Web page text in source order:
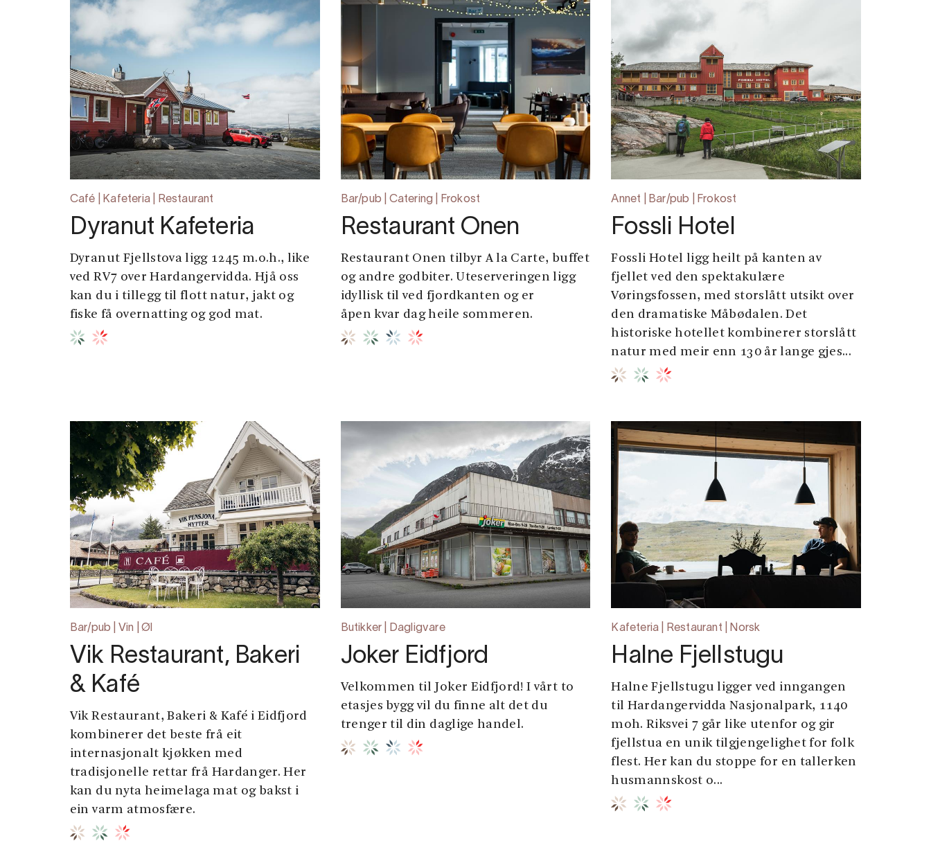
Café | Kafeteria | Restaurant
Dyranut Kafeteria
Dyranut Fjellstova ligg 1245 m.o.h., like
ved RV7 over Hardangervidda. Hjå oss
kan du i tillegg til flott natur, jakt og
fiske få overnatting og god mat.
Bar/pub | Catering | Frokost
Restaurant Onen
Restaurant Onen tilbyr A la Carte, buffet
og andre godbiter. Uteserveringen ligg
idyllisk til ved fjordkanten og er
åpen kvar dag heile sommeren.
Annet | Bar/pub | Frokost
Fossli Hotel
Fossli Hotel ligg heilt på kanten av
fjellet ved den spektakulære
Vøringsfossen, med storslått utsikt over
den dramatiske Måbødalen. Det
historiske hotellet kombinerer storslått
natur med meir enn 130 år lange gjes...
Bar/pub | Vin | Øl
Vik Restaurant, Bakeri
& Kafé
Vik Restaurant, Bakeri & Kafé i Eidfjord
kombinerer det beste frå eit
internasjonalt kjøkken med
tradisjonelle rettar frå Hardanger. Her
kan du nyta heimelaga mat og bakst i
ein varm atmosfære.
Butikker | Dagligvare
Joker Eidfjord
Velkommen til Joker Eidfjord! I vårt to
etasjes bygg vil du finne alt det du
trenger til din daglige handel.
Kafeteria | Restaurant | Norsk
Halne Fjellstugu
Halne Fjellstugu ligger ved inngangen
til Hardangervidda Nasjonalpark, 1140
moh. Riksvei 7 går like utenfor og gir
fjellstua en unik tilgjengelighet for folk
flest. Her kan du stoppe for en tallerken
husmannskost o...